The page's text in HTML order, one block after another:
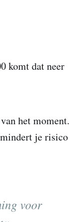
komt dat neer
het moment.
je risico
voor